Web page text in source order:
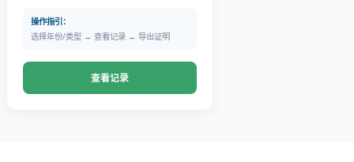
操作指引：
选择年份/类型 → 查看记录 → 导出证明
查看记录